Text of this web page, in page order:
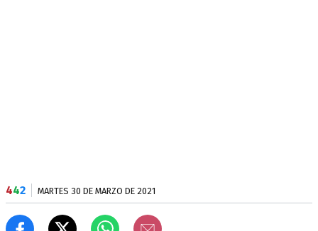
442 MARTES 30 DE MARZO DE 2021